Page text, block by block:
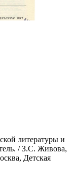
литературы и
/ З.С. Живова,
Детская